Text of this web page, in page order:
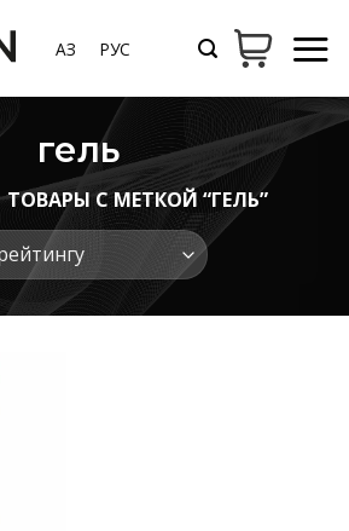
ҚАЗ РУС
гель
ТОВАРЫ С МЕТКОЙ “ГЕЛЬ”